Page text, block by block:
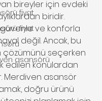
fiyat
fiyat
asansörü
bireyler için evdeki
biridir.
ve konforla
değil. Ancak, bu
çözümünü seçerken
edilen konulardan
Merdiven asansör
doğru ürünü